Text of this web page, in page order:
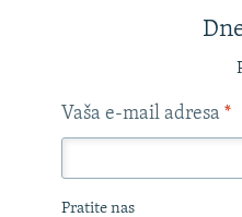
Vaša e-mail adresa *
Pratite nas